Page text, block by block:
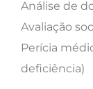
Análise de
Avaliação
Perícia
deficiência)